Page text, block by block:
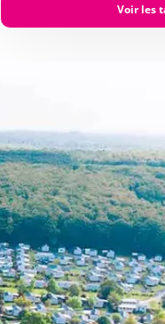
Voir les